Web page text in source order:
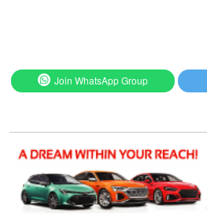
Join WhatsApp Group